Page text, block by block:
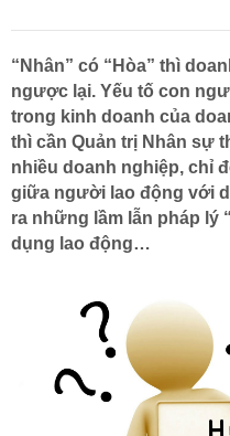
“Nhân” có “Hòa” thì
ngược lại. Yếu tố con
trong kinh doanh của
thì cần Quản trị Nhân sự
nhiều doanh nghiệp, chỉ
giữa người lao động với
ra những lầm lẫn pháp lý
dụng lao động…